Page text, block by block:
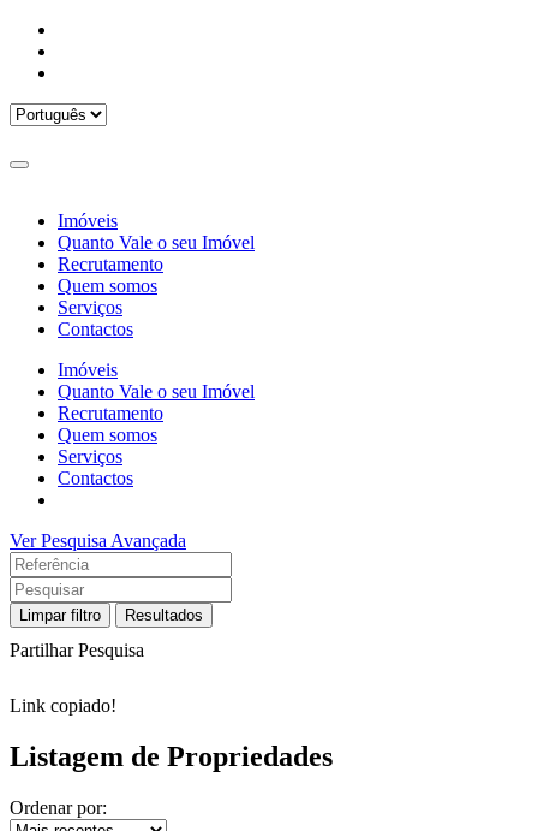
Imóveis
Quanto Vale o seu Imóvel
Recrutamento
Quem somos
Serviços
Contactos
Imóveis
Quanto Vale o seu Imóvel
Recrutamento
Quem somos
Serviços
Contactos
Ver Pesquisa Avançada
Limpar filtro Resultados
Partilhar Pesquisa
Link copiado!
Listagem de Propriedades
Ordenar por: